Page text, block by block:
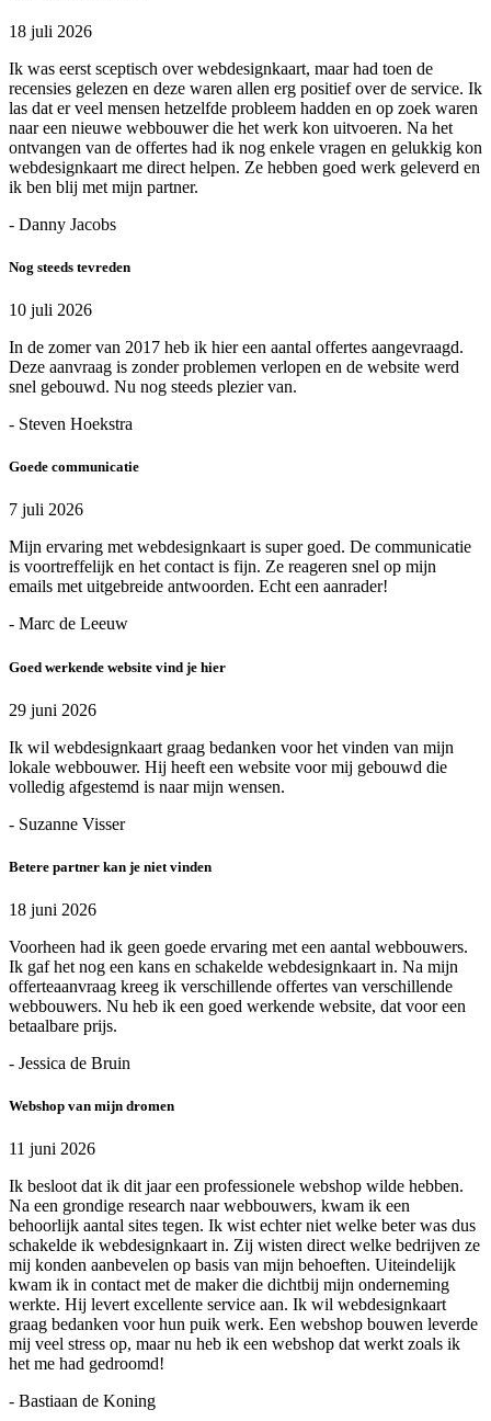
18 juli 2026
Ik was eerst sceptisch over webdesignkaart, maar had toen de
recensies gelezen en deze waren allen erg positief over de service. Ik
las dat er veel mensen hetzelfde probleem hadden en op zoek waren
naar een nieuwe webbouwer die het werk kon uitvoeren. Na het
ontvangen van de offertes had ik nog enkele vragen en gelukkig kon
webdesignkaart me direct helpen. Ze hebben goed werk geleverd en
ik ben blij met mijn partner.
- Danny Jacobs
Nog steeds tevreden
10 juli 2026
In de zomer van 2017 heb ik hier een aantal offertes aangevraagd.
Deze aanvraag is zonder problemen verlopen en de website werd
snel gebouwd. Nu nog steeds plezier van.
- Steven Hoekstra
Goede communicatie
7 juli 2026
Mijn ervaring met webdesignkaart is super goed. De communicatie
is voortreffelijk en het contact is fijn. Ze reageren snel op mijn
emails met uitgebreide antwoorden. Echt een aanrader!
- Marc de Leeuw
Goed werkende website vind je hier
29 juni 2026
Ik wil webdesignkaart graag bedanken voor het vinden van mijn
lokale webbouwer. Hij heeft een website voor mij gebouwd die
volledig afgestemd is naar mijn wensen.
- Suzanne Visser
Betere partner kan je niet vinden
18 juni 2026
Voorheen had ik geen goede ervaring met een aantal webbouwers.
Ik gaf het nog een kans en schakelde webdesignkaart in. Na mijn
offerteaanvraag kreeg ik verschillende offertes van verschillende
webbouwers. Nu heb ik een goed werkende website, dat voor een
betaalbare prijs.
- Jessica de Bruin
Webshop van mijn dromen
11 juni 2026
Ik besloot dat ik dit jaar een professionele webshop wilde hebben.
Na een grondige research naar webbouwers, kwam ik een
behoorlijk aantal sites tegen. Ik wist echter niet welke beter was dus
schakelde ik webdesignkaart in. Zij wisten direct welke bedrijven ze
mij konden aanbevelen op basis van mijn behoeften. Uiteindelijk
kwam ik in contact met de maker die dichtbij mijn onderneming
werkte. Hij levert excellente service aan. Ik wil webdesignkaart
graag bedanken voor hun puik werk. Een webshop bouwen leverde
mij veel stress op, maar nu heb ik een webshop dat werkt zoals ik
het me had gedroomd!
- Bastiaan de Koning